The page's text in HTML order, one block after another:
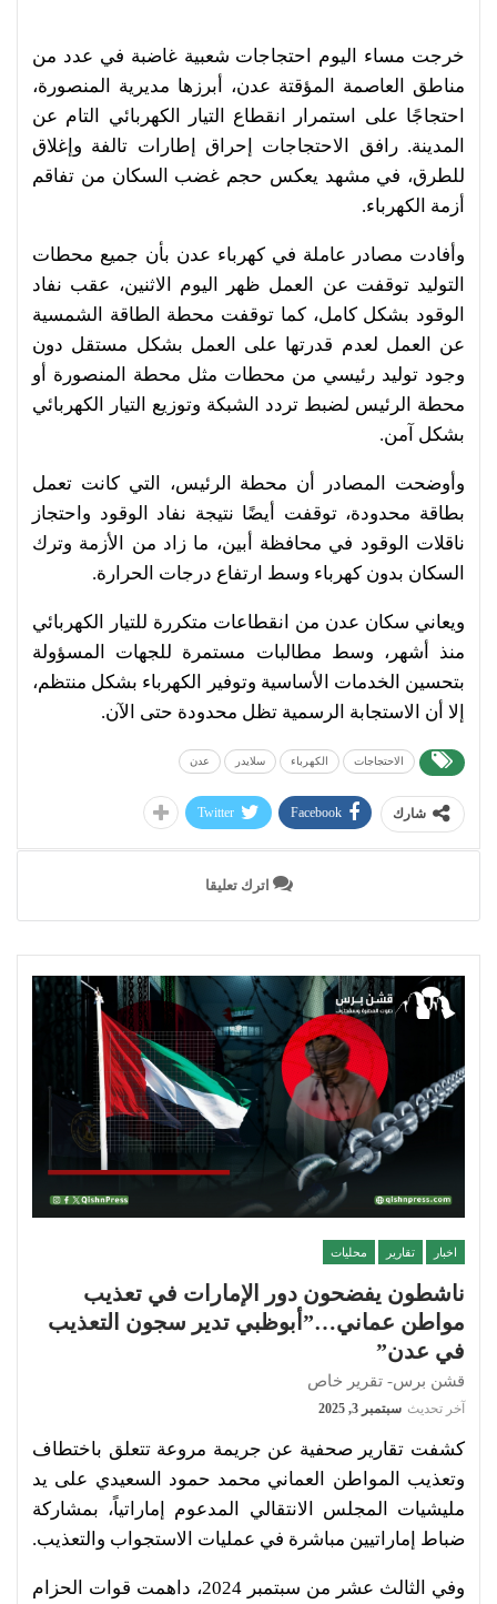
خرجت مساء اليوم احتجاجات شعبية غاضبة في عدد من
مناطق العاصمة المؤقتة عدن، أبرزها مديرية المنصورة،
احتجاجًا على استمرار انقطاع التيار الكهربائي التام عن
المدينة. رافق الاحتجاجات إحراق إطارات تالفة وإغلاق
للطرق، في مشهد يعكس حجم غضب السكان من تفاقم
أزمة الكهرباء.
وأفادت مصادر عاملة في كهرباء عدن بأن جميع محطات
التوليد توقفت عن العمل ظهر اليوم الاثنين، عقب نفاد
الوقود بشكل كامل، كما توقفت محطة الطاقة الشمسية
عن العمل لعدم قدرتها على العمل بشكل مستقل دون
وجود توليد رئيسي من محطات مثل محطة المنصورة أو
محطة الرئيس لضبط تردد الشبكة وتوزيع التيار الكهربائي
بشكل آمن.
وأوضحت المصادر أن محطة الرئيس، التي كانت تعمل
بطاقة محدودة، توقفت أيضًا نتيجة نفاد الوقود واحتجاز
ناقلات الوقود في محافظة أبين، ما زاد من الأزمة وترك
السكان بدون كهرباء وسط ارتفاع درجات الحرارة.
ويعاني سكان عدن من انقطاعات متكررة للتيار الكهربائي
منذ أشهر، وسط مطالبات مستمرة للجهات المسؤولة
بتحسين الخدمات الأساسية وتوفير الكهرباء بشكل منتظم،
إلا أن الاستجابة الرسمية تظل محدودة حتى الآن.
الاحتجاجات الكهرباء سلايدر عدن
شارك Facebook
Twitter
اترك تعليقا
اخبار تقارير محليات
ناشطون يفضحون دور الإمارات في تعذيب
مواطن عماني…”أبوظبي تدير سجون التعذيب
في عدن”
قشن برس- تقرير خاص
آخر تحديث سبتمبر 3, 2025
كشفت تقارير صحفية عن جريمة مروعة تتعلق باختطاف
وتعذيب المواطن العماني محمد حمود السعيدي على يد
مليشيات المجلس الانتقالي المدعوم إماراتياً، بمشاركة
ضباط إماراتيين مباشرة في عمليات الاستجواب والتعذيب.
وفي الثالث عشر من سبتمبر 2024، داهمت قوات الحزام